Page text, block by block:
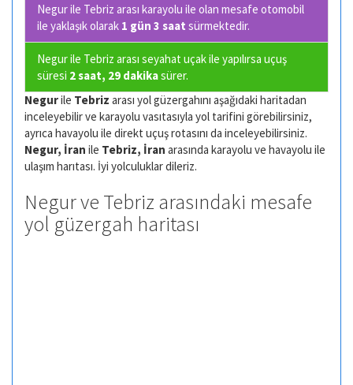
Negur ile Tebriz arası karayolu ile olan mesafe otomobil
ile yaklaşık olarak 1 gün 3 saat sürmektedir.
Negur ile Tebriz arası seyahat uçak ile yapılırsa uçuş
süresi 2 saat, 29 dakikasürer.
Negurile Tebriz arası yol güzergahını aşağıdaki haritadan
inceleyebilir ve karayolu vasıtasıyla yol tarifini görebilirsiniz,
ayrıca havayolu ile direkt uçuş rotasını da inceleyebilirsiniz.
Negur, İran ile Tebriz, İran arasında karayolu ve havayolu ile
ulaşım harıtası. İyi yolculuklar dileriz.
Negur ve Tebriz arasındaki mesafe
yol güzergah haritası